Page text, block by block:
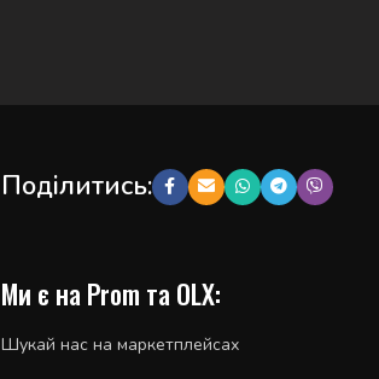
Поділитись:
Ми є на Prom та OLX:
Шукай нас на маркетплейсах